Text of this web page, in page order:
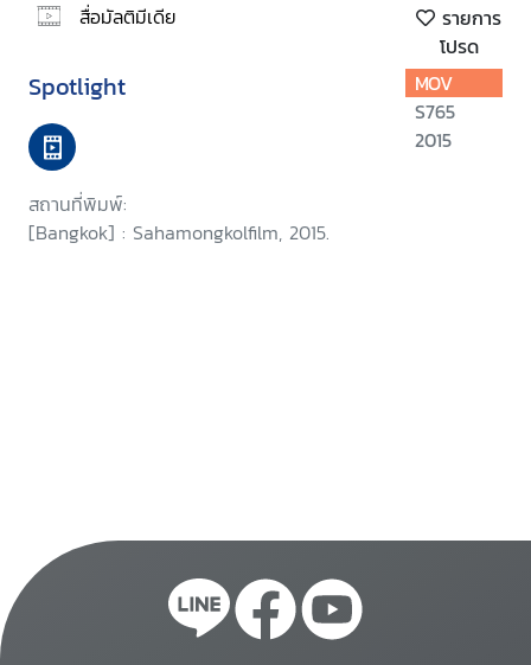
สื่อมัลติมีเดีย
รายการ
โปรด
Spotlight
สถานที่พิมพ์:
[Bangkok] : Sahamongkolfilm, 2015.
MOV
S765
2015